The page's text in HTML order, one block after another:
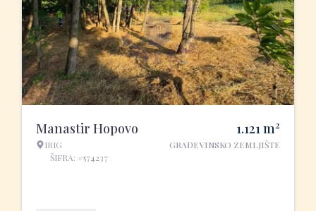
Manastir Hopovo
IRIG
ŠIFRA: #574237
1.121m2
GRAĐEVINSKO ZEMLJIŠTE